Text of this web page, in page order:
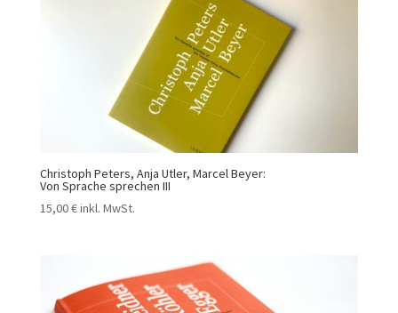
Christoph Peters, Anja Utler, Marcel Beyer:
Von Sprache sprechen III
15,00€inkl. MwSt.